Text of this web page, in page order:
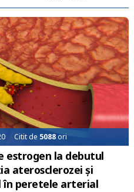
Citit de 5088ori
estrogen la debutul
aterosclerozei și
în peretele arterial